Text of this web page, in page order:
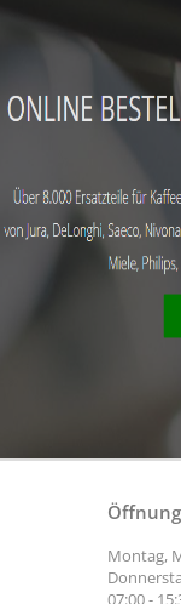
Montag,
07:00 -